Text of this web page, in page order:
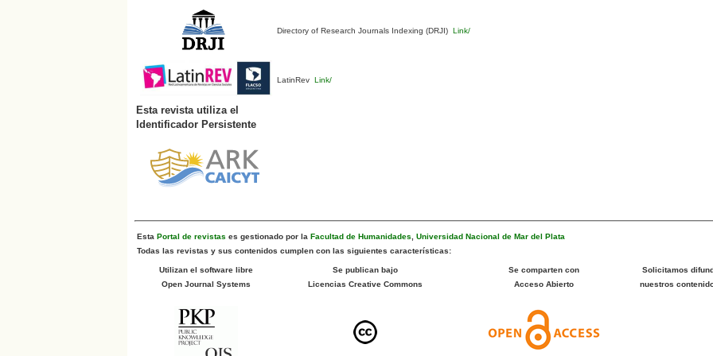
Directory of Research Journals Indexing (DRJI) Link/
LatinRev Link/
Esta revista utiliza el
Identificador Persistente
Esta Portal de revistas es gestionado por la Facultad de Humanidades
Universidad Nacional de Mar del Plata
Todas las revistas y sus contenidos cumplen con las siguientes características:
Utilizan el software libre
Open Journal Systems
Se publican bajo
Licencias Creative Commons
Se comparten con
Acceso Abierto
Solicitamos
nuestros